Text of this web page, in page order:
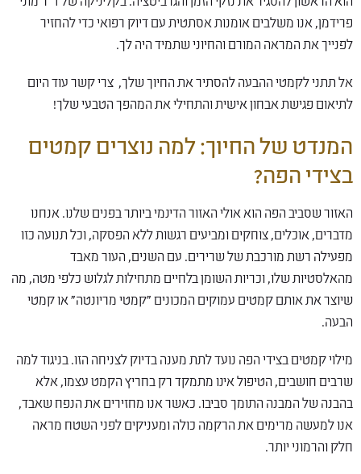
פרידמן, אנו משלבים אומנות אסתטית עם דיוק רפואי כדי להחזיר
לפנייך את המראה המורם והחיוני שתמיד היה לך.
אל תתני לקמטי ההבעה להסתיר את החיוך שלך, צרי קשר עוד היום
לתיאום פגישת אבחון אישית והתחילי את המהפך הטבעי שלך!
המנדט של החיוך: למה נוצרים קמטים
בצידי הפה?
האזור שסביב הפה הוא אולי האזור הדינמי ביותר בפנים שלנו. אנחנו
מדברים, אוכלים, צוחקים ומביעים רגשות ללא הפסקה, וכל תנועה כזו
מפעילה רשת מורכבת של שרירים. עם השנים, העור מאבד
מהאלסטיות שלו, וכריות השומן בלחיים מתחילות לגלוש כלפי מטה, מה
שיוצר את אותם קמטים עמוקים המכונים "קמטי מריונטה" או קמטי
הבעה.
מילוי קמטים בצידי הפה נועד לתת מענה בדיוק לצניחה הזו. בניגוד למה
שרבים חושבים, הטיפול אינו מתמקד רק בחריץ הקמט עצמו, אלא
בהבנה של המבנה התומך סביבו. כאשר אנו מחזירים את הנפח שאבד,
אנו למעשה מרימים את הרקמה כולה ומעניקים לפני השטח מראה
חלק והרמוני יותר.